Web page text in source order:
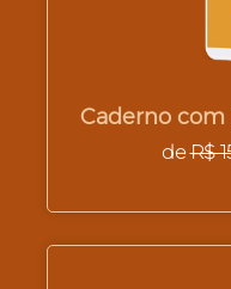
Caderno com
deR$